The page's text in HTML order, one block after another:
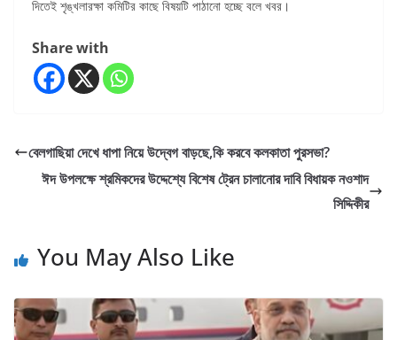
দিতেই শৃঙ্খলারক্ষা কমিটির কাছে বিষয়টি পাঠানো হচ্ছে বলে খবর।
Share with
বেলগাছিয়া দেখে ধাপা নিয়ে উদ্বেগ বাড়ছে,কি করবে কলকাতা পুরসভা?
ঈদ উপলক্ষে শ্রমিকদের উদ্দেশ্যে বিশেষ ট্রেন চালানোর দাবি বিধায়ক নওশাদ
সিদ্দিকীর
You May Also Like